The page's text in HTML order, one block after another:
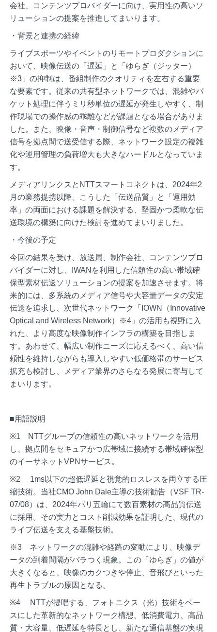
会社、コンテンツプロバイダーに向け、実用性の高いソ
リューションの提案を推進してまいります。
・背景と連携の経緯
ライブスポーツやイベントのリモートプロダクションに
おいて、映像伝送の「遅延」と「ゆらぎ（ジッター）
※3」の抑制は、番組制作のクオリティを左右する重要
な要素です。従来の共有型ネットワークでは、混雑やパ
ケット処理に伴うミリ秒単位の遅延が発生しやすく、制
作現場での操作感の乖離などが課題となる場合がありま
した。また、映像・音声・制御信号など複数のメディア
信号を拠点間で送受信する際、ネットワーク設定の複雑
化や運用管理の負荷増大も大きなハードルとなっていま
す。
メディアリンクスとNTTスマートコネクトは、2024年2
月の業務提携以降、こうした「伝送品質」と「運用効
率」の両面における課題を解決する、堅固かつ柔軟な伝
送環境の構築に向けた検討を進めてまいりました。
・今後の予定
今回の結果を受け、放送局、制作会社、コンテンツプロ
バイダーに対し、IWANを利用した信頼性の高い帯域確
保型素材伝送ソリューションの提案を加速させます。将
来的には、多系統のメディア信号や大容量データの安定
伝送を追求し、次世代ネットワーク「IOWN（Innovative
Optical and Wireless Network）※4」の活用も視野に入
れた、より高度な映像制作インフラの構築を目指しま
す。あわせて、幅広い制作ニーズに応えるべく、高い信
頼性を維持しながらも導入しやすい低価格帯のサービス
拡充も検討し、メディア業界のさらなる発展に寄与して
まいります。
■用語説明
※1 NTTグループの信頼性の高いネットワークを活用
し、拠点間をセキュアかつ広帯域に接続する帯域確保型
のイーサネットVPNサービス。
※2 1ms以下の超低遅延と視覚的ロスレスを両立する圧
縮技術。当社CMO John Dale主導の技術勧告（VSF TR-
07/08）は、2024年パリ五輪にて数百素材の高品質伝送
に採用。その実力とコスト削減効果を証明した、現代の
ライブ伝送を支える基盤技術。
※3 ネットワークの混雑や経路の変動により、映像デ
ータの到着間隔がバラつく現象。この「ゆらぎ」の値が
大きくなると、映像のカクつきや停止、音飛びといった
再生トラブルの原因となる。
※4 NTTが提唱する、フォトニクス（光）技術をベー
スにした革新的なネットワーク構想。低消費電力、高品
質・大容量、低遅延を特長とし、新たな通信基盤の実現